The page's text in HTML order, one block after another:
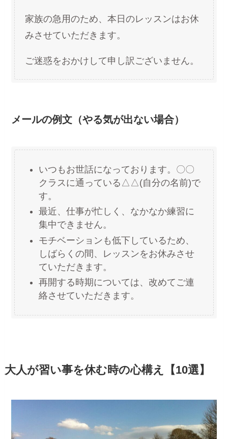
家族の急用のため、本日のレッスンはお休
みさせていただきます。
ご迷惑をおかけして申し訳ございません。
メールの例文（やる気が出ない場合）
いつもお世話になっております。〇〇
クラスに通っている△△(自分の名前)で
す。
最近、仕事が忙しく、なかなか練習に
集中できません。
モチベーションも低下しているため、
しばらくの間、レッスンをお休みさせ
ていただきます。
再開する時期については、改めてご連
絡させていただきます。
大人が習い事を休む時の心構え【10選】